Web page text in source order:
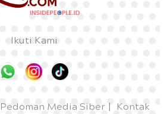
Ikuti Kami
Pedoman Media Siber Kontak